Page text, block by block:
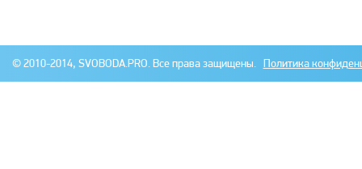
© 2010-2014, SVOBODA.PRO. Все права защищены. Политика